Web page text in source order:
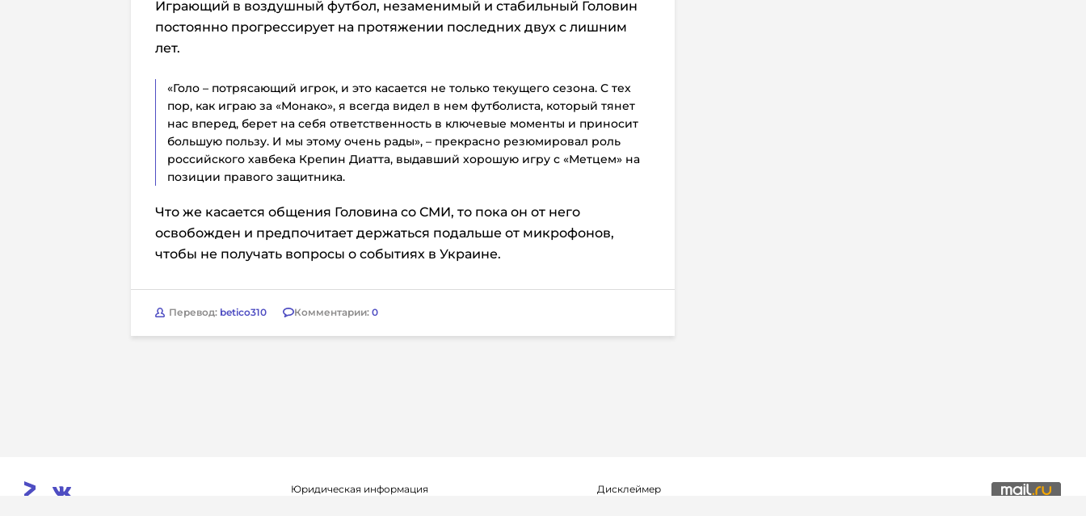
Играющий в воздушный футбол, незаменимый и стабильный Головин
постоянно прогрессирует на протяжении последних двух с лишним
лет.
«Голо – потрясающий игрок, и это касается не только текущего сезона. С тех
пор, как играю за «Монако», я всегда видел в нем футболиста, который тянет
нас вперед, берет на себя ответственность в ключевые моменты и приносит
большую пользу. И мы этому очень рады», – прекрасно резюмировал роль
российского хавбека Крепин Диатта, выдавший хорошую игру с «Метцем» на
позиции правого защитника.
Что же касается общения Головина со СМИ, то пока он от него
освобожден и предпочитает держаться подальше от микрофонов,
чтобы не получать вопросы о событиях в Украине.
Перевод: betico310 Комментарии: 0
Юридическая информация Дисклеймер